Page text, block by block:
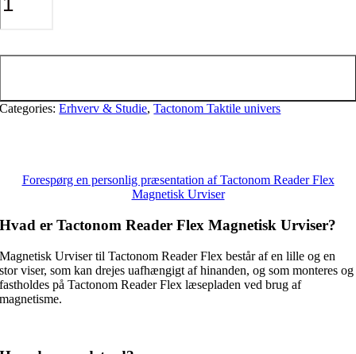
Categories:Erhverv & Studie,Tactonom Taktile univers
Forespørg en personlig præsentation af Tactonom Reader Flex
Magnetisk Urviser
Hvad er Tactonom Reader Flex Magnetisk Urviser?
Magnetisk Urviser til Tactonom Reader Flex består af en lille og en
stor viser, som kan drejes uafhængigt af hinanden, og som monteres og
fastholdes på Tactonom Reader Flex læsepladen ved brug af
magnetisme.